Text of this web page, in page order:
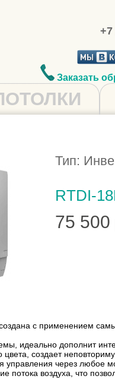
+7
Заказать
Тип:
RTDI-
75 500
с применением
идеально дополнит
цвета, создает
управления через любое
потока воздуха, что